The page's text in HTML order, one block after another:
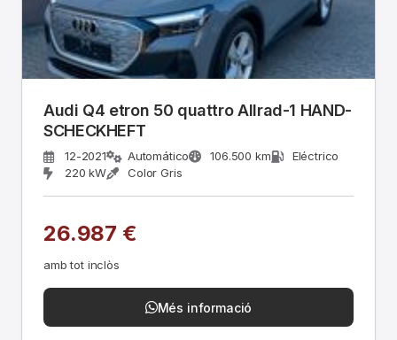
Audi Q4 etron 50 quattro Allrad-1 HAND-
SCHECKHEFT
12-2021 Automático 106.500 km
Eléctrico
220 kW
Color Gris
26.987 €
amb tot inclòs
Més informació